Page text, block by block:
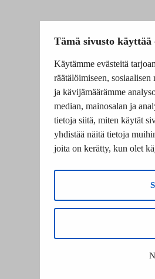
Tämä sivusto käyttää
Käytämme evästeitä
räätälöimiseen,
ja kävijämäärämme
median, mainosalan ja
tietoja siitä, miten käytät
yhdistää näitä tietoja
joita on kerätty, kun olet